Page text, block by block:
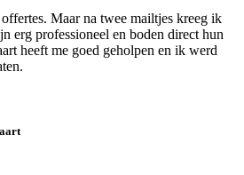
Maar na twee mailtjes kreeg ik
erg professioneel en boden direct hun
heeft me goed geholpen en ik werd